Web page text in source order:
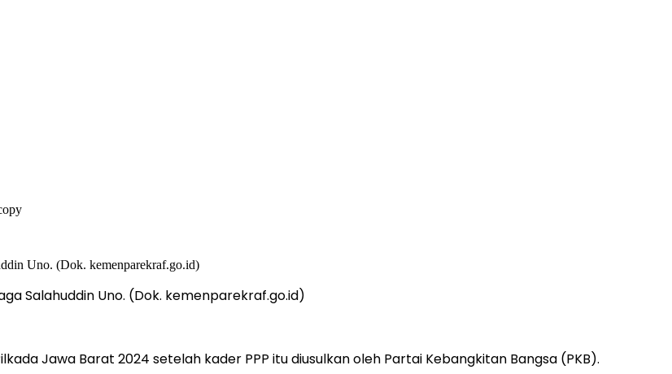
Salahuddin Uno. (Dok. kemenparekraf.go.id)
Jawa Barat 2024 setelah kader PPP itu diusulkan oleh Partai Kebangkitan Bangsa (PKB).